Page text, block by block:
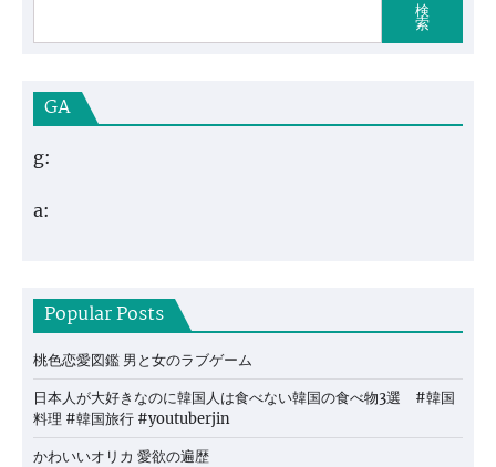
検
索
GA
g:
a:
Popular Posts
桃色恋愛図鑑 男と女のラブゲーム
日本人が大好きなのに韓国人は食べない韓国の食べ物3選 #韓国
料理 #韓国旅行 #youtuberjin
かわいいオリカ 愛欲の遍歴